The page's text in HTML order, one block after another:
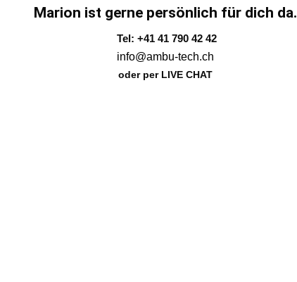
Marion ist gerne persönlich für dich da.
Tel: +41 41 790 42 42
info@ambu-tech.ch
oder per LIVE CHAT